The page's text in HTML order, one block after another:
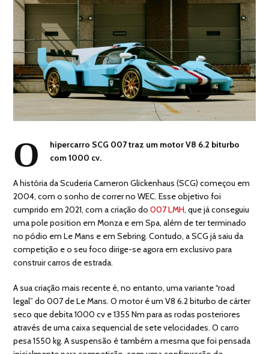
O
hipercarro SCG 007 traz um motor V8 6.2 biturbo
com 1000 cv.
A história da Scuderia Cameron Glickenhaus (SCG) começou em
2004, com o sonho de correr no WEC. Esse objetivo foi
cumprido em 2021, com a criação do007 LMH, que já conseguiu
uma pole position em Monza e em Spa, além de ter terminado
no pódio em Le Mans e em Sebring. Contudo, a SCG já saiu da
competição e o seu foco dirige-se agora em exclusivo para
construir carros de estrada.
A sua criação mais recente é, no entanto, uma variante “road
legal” do 007 de Le Mans. O motor é um V8 6.2 biturbo de cárter
seco que debita 1000 cv e 1355 Nm para as rodas posteriores
através de uma caixa sequencial de sete velocidades. O carro
pesa 1550 kg. A suspensão é também a mesma que foi pensada